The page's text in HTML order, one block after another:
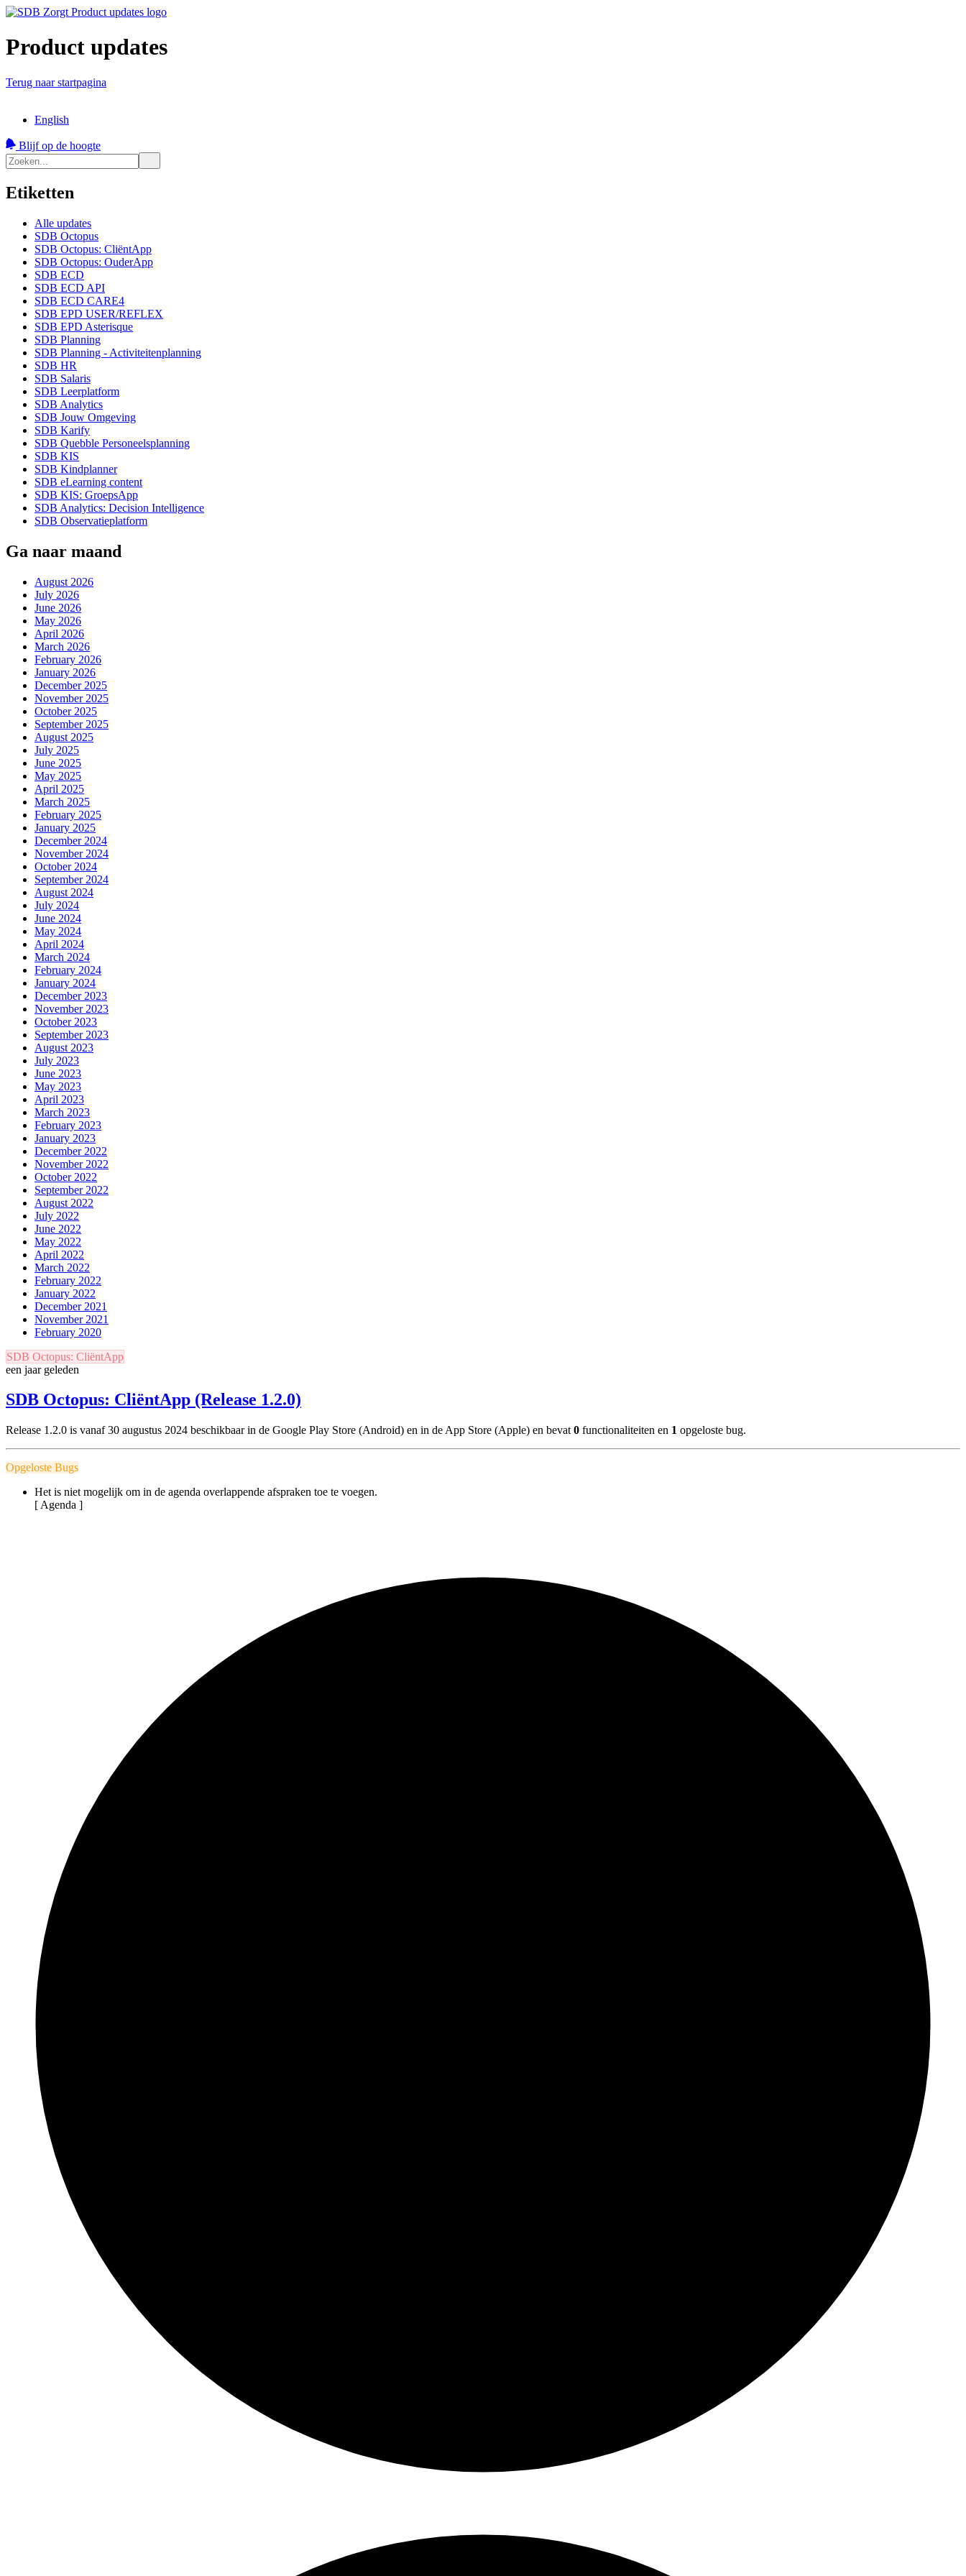
Product updates
Terug naar startpagina
English
Blijf op de hoogte
Etiketten
Alle updates
SDB Octopus
SDB Octopus: CliëntApp
SDB Octopus: OuderApp
SDB ECD
SDB ECD API
SDB ECD CARE4
SDB EPD USER/REFLEX
SDB EPD Asterisque
SDB Planning
SDB Planning - Activiteitenplanning
SDB HR
SDB Salaris
SDB Leerplatform
SDB Analytics
SDB Jouw Omgeving
SDB Karify
SDB Quebble Personeelsplanning
SDB KIS
SDB Kindplanner
SDB eLearning content
SDB KIS: GroepsApp
SDB Analytics: Decision Intelligence
SDB Observatieplatform
Ga naar maand
August 2026
July 2026
June 2026
May 2026
April 2026
March 2026
February 2026
January 2026
December 2025
November 2025
October 2025
September 2025
August 2025
July 2025
June 2025
May 2025
April 2025
March 2025
February 2025
January 2025
December 2024
November 2024
October 2024
September 2024
August 2024
July 2024
June 2024
May 2024
April 2024
March 2024
February 2024
January 2024
December 2023
November 2023
October 2023
September 2023
August 2023
July 2023
June 2023
May 2023
April 2023
March 2023
February 2023
January 2023
December 2022
November 2022
October 2022
September 2022
August 2022
July 2022
June 2022
May 2022
April 2022
March 2022
February 2022
January 2022
December 2021
November 2021
February 2020
SDB Octopus: CliëntApp
een jaar geleden
SDB Octopus: CliëntApp (Release 1.2.0)
Release 1.2.0 is vanaf 30 augustus 2024 beschikbaar in de Google Play Store (Android) en in de App Store (Apple) en bevat 0 functionaliteiten en 1 opgeloste bug.
Opgeloste Bugs
Het is niet mogelijk om in de agenda overlappende afspraken toe te voegen.
[ Agenda ]